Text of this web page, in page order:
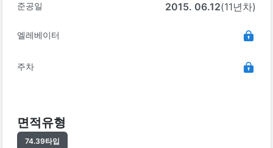
준공일 2015. 06.12(11년차)
엘레베이터
주차
면적유형
74.39타입